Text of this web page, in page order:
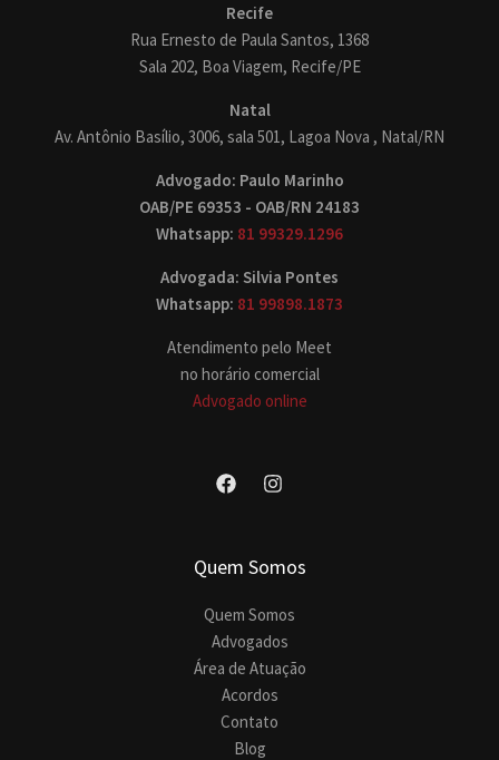
Recife
Rua Ernesto de Paula Santos, 1368
Sala 202, Boa Viagem, Recife/PE
Natal
Av. Antônio Basílio, 3006, sala 501, Lagoa Nova , Natal/RN
Advogado: Paulo Marinho
OAB/PE 69353 - OAB/RN 24183
Whatsapp: 81 99329.1296
Advogada: Silvia Pontes
Whatsapp: 81 99898.1873
Atendimento pelo Meet
no horário comercial
Advogado online
Quem Somos
Quem Somos
Advogados
Área de Atuação
Acordos
Contato
Blog